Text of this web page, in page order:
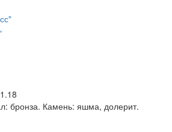
бронза. Камень: яшма, долерит.